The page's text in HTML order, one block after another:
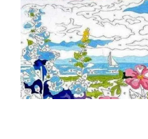
Podle skladu
Ostatní zboží
obrázek